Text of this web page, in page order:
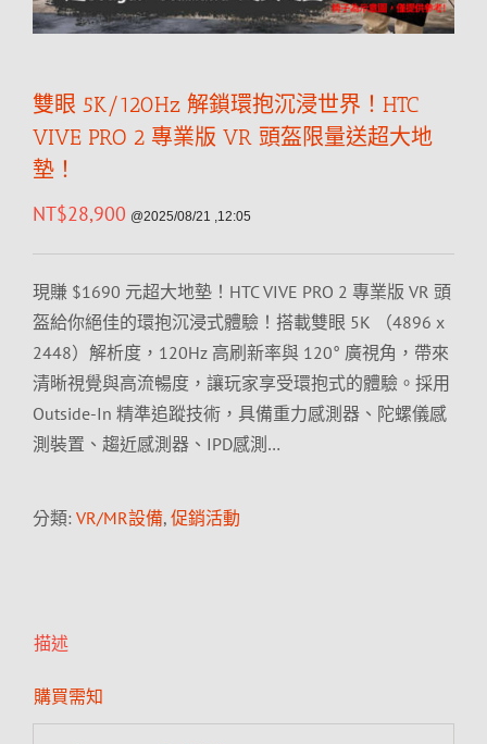
雙眼 5K/120Hz 解鎖環抱沉浸世界！HTC
VIVE PRO 2 專業版 VR 頭盔限量送超大地
墊！
NT$28,900 @2025/08/21 ,12:05
現賺 $1690 元超大地墊！HTC VIVE PRO 2 專業版 VR 頭
盔給你絕佳的環抱沉浸式體驗！搭載雙眼 5K （4896 x
2448）解析度，120Hz 高刷新率與 120° 廣視角，帶來
清晰視覺與高流暢度，讓玩家享受環抱式的體驗。採用
Outside-In 精準追蹤技術，具備重力感測器、陀螺儀感
測裝置、趨近感測器、IPD感測…
分類: VR/MR設備, 促銷活動
描述
購買需知